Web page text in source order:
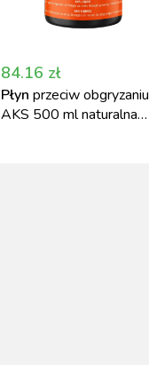
84.16 zł
Płyn przeciw obgryzaniu
AKS 500 ml naturalna